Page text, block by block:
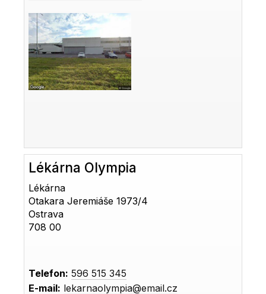
Lékárna Olympia
Lékárna
Otakara Jeremiáše 1973/4
Ostrava
708 00
Telefon: 596 515 345
E-mail: lekarnaolympia@email.cz